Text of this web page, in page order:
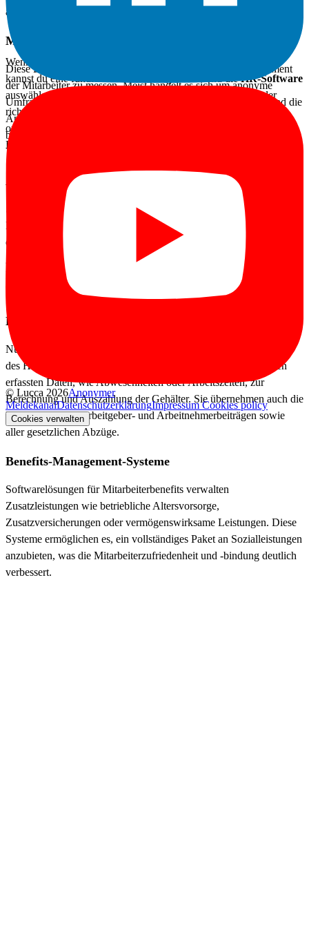
Wenn du diese Faktoren in deine Planung mit einfließen lässt,
kannst du eine fundierte Entscheidung treffen und dieHR-Software
auswählen, die optimal zu deinem Unternehmen passt. Mit der
richtigen Software steigerst du die Effizienz deiner HR-Prozesse,
optimierst die Mitarbeiterverwaltung und stärkst die
Leistungsfähigkeit deines Unternehmens.
ausgerichtet ist.
Mitarbeiterengagement-Software
Diese Lösungen dienen dazu, das Wohlbefinden und Engagement
der Mitarbeiter zu messen. Meist handelt es sich um anonyme
Umfragen, die das Zugehörigkeitsgefühl, die Wertschätzung und die
Anerkennung der Mitarbeiter erfassen. Solche Systeme sind
besonders nützlich für die Implementierung einer Strategie zur
Verbesserung der Arbeitsqualität.
Abwesenheits- und Zeiterfassungssysteme
Software für Abwesenheits- und Zeitmanagement automatisiert die
Berechnung von Urlaubsansprüchen und Arbeitszeiten. Sie ist
essenziell, um die Einhaltung arbeitsrechtlicher Vorgaben zu
gewährleisten und die für die Gehaltsabrechnung erforderlichen
Daten bereitzustellen. Gleichzeitig bietet sie Manager:innen eine
bessere Übersicht über die Anwesenheit ihrer Mitarbeitenden.
Lohn- und Gehaltsabrechnungssysteme
Nur wenige Anbieter bieten integrierte Payroll-Systeme innerhalb
des HR-Systems an. Diese nutzen die von anderen HR-Modulen
erfassten Daten, wie Abwesenheiten oder Arbeitszeiten, zur
Berechnung und Auszahlung der Gehälter. Sie übernehmen auch die
Berechnung von Arbeitgeber- und Arbeitnehmerbeiträgen sowie
aller gesetzlichen Abzüge.
Benefits-Management-Systeme
Softwarelösungen für Mitarbeiterbenefits verwalten
Zusatzleistungen wie betriebliche Altersvorsorge,
Zusatzversicherungen odervermögenswirksame Leistungen. Diese
Systeme ermöglichen es, ein vollständiges Paket an Sozialleistungen
anzubieten, was die Mitarbeiterzufriedenheit und -bindung deutlich
verbessert.
© Lucca 2026Anonymer
MeldekanalDatenschutzerklärungImpressumCookies policy
Cookies verwalten